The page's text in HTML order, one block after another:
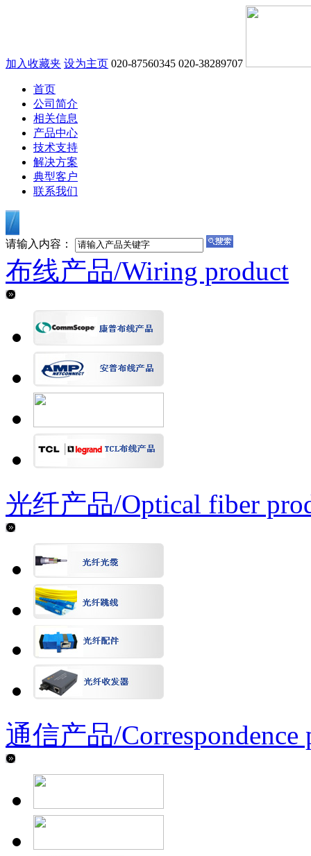
加入收藏夹 设为主页 020-87560345 020-38289707
首页
公司简介
相关信息
产品中心
技术支持
解决方案
典型客户
联系我们
请输入内容：
布线产品/Wiring product
光纤产品/Optical fiber
通信产品/Correspondence